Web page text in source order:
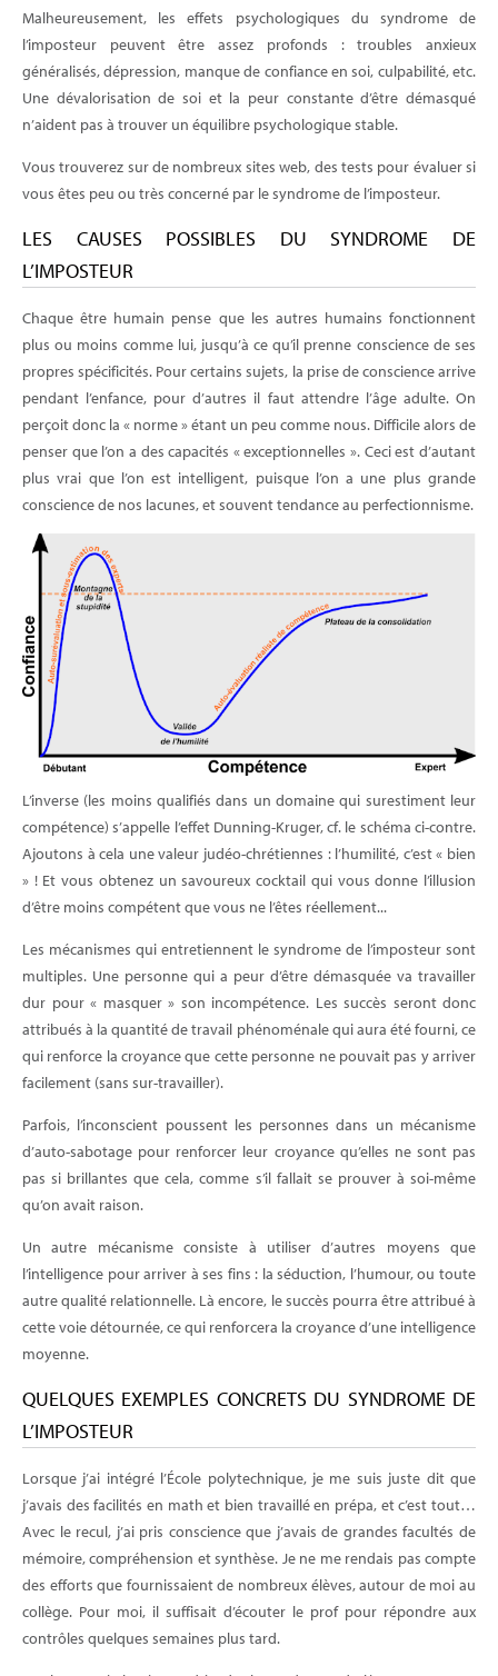
Malheureusement, les effets psychologiques du syndrome de
l’imposteur peuvent être assez profonds : troubles anxieux
généralisés, dépression, manque de confiance en soi, culpabilité, etc.
Une dévalorisation de soi et la peur constante d’être démasqué
n’aident pas à trouver un équilibre psychologique stable.
Vous trouverez sur de nombreux sites web, des tests pour évaluer si
vous êtes peu ou très concerné par le syndrome de l’imposteur.
LES CAUSES POSSIBLES DU SYNDROME DE
L’IMPOSTEUR
Chaque être humain pense que les autres humains fonctionnent
plus ou moins comme lui, jusqu’à ce qu’il prenne conscience de ses
propres spécificités. Pour certains sujets, la prise de conscience arrive
pendant l’enfance, pour d’autres il faut attendre l’âge adulte. On
perçoit donc la « norme » étant un peu comme nous. Difficile alors de
penser que l’on a des capacités « exceptionnelles ». Ceci est d’autant
plus vrai que l’on est intelligent, puisque l’on a une plus grande
conscience de nos lacunes, et souvent tendance au perfectionnisme.
L’inverse (les moins qualifiés dans un domaine qui surestiment leur
compétence) s’appelle l’effet Dunning-Kruger, cf. le schéma ci-contre.
Ajoutons à cela une valeur judéo-chrétiennes : l’humilité, c’est « bien
» ! Et vous obtenez un savoureux cocktail qui vous donne l’illusion
d’être moins compétent que vous ne l’êtes réellement...
Les mécanismes qui entretiennent le syndrome de l’imposteur sont
multiples. Une personne qui a peur d’être démasquée va travailler
dur pour « masquer » son incompétence. Les succès seront donc
attribués à la quantité de travail phénoménale qui aura été fourni, ce
qui renforce la croyance que cette personne ne pouvait pas y arriver
facilement (sans sur-travailler).
Parfois, l’inconscient poussent les personnes dans un mécanisme
d’auto-sabotage pour renforcer leur croyance qu’elles ne sont pas
pas si brillantes que cela, comme s’il fallait se prouver à soi-même
qu’on avait raison.
Un autre mécanisme consiste à utiliser d’autres moyens que
l’intelligence pour arriver à ses fins : la séduction, l’humour, ou toute
autre qualité relationnelle. Là encore, le succès pourra être attribué à
cette voie détournée, ce qui renforcera la croyance d’une intelligence
moyenne.
QUELQUES EXEMPLES CONCRETS DU SYNDROME DE
L’IMPOSTEUR
Lorsque j’ai intégré l’École polytechnique, je me suis juste dit que
j’avais des facilités en math et bien travaillé en prépa, et c’est tout…
Avec le recul, j’ai pris conscience que j’avais de grandes facultés de
mémoire, compréhension et synthèse. Je ne me rendais pas compte
des efforts que fournissaient de nombreux élèves, autour de moi au
collège. Pour moi, il suffisait d’écouter le prof pour répondre aux
contrôles quelques semaines plus tard.